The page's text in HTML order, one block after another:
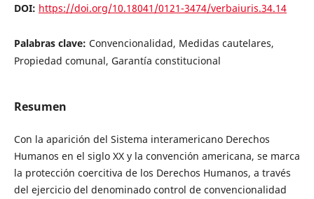
DOI: https://doi.org/10.18041/0121-3474/verbaiuris.34.14
Palabras clave: Convencionalidad, Medidas cautelares,
Propiedad comunal, Garantía constitucional
Resumen
Con la aparición del Sistema interamericano Derechos
Humanos en el siglo XX y la convención americana, se marca
la protección coercitiva de los Derechos Humanos, a través
del ejercicio del denominado control de convencionalidad